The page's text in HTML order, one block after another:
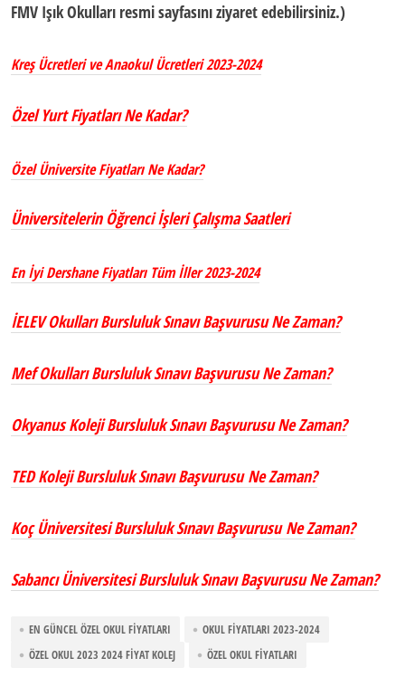
FMV Işık Okulları resmi sayfasını ziyaret edebilirsiniz.)
Kreş Ücretleri ve Anaokul Ücretleri 2023-2024
Özel Yurt Fiyatları Ne Kadar?
Özel Üniversite Fiyatları Ne Kadar?
Üniversitelerin Öğrenci İşleri Çalışma Saatleri
En İyi Dershane Fiyatları Tüm İller 2023-2024
İELEV Okulları Bursluluk Sınavı Başvurusu Ne Zaman?
Mef Okulları Bursluluk Sınavı Başvurusu Ne Zaman?
Okyanus Koleji Bursluluk Sınavı Başvurusu Ne Zaman?
TED Koleji Bursluluk Sınavı Başvurusu Ne Zaman?
Koç Üniversitesi Bursluluk Sınavı Başvurusu Ne Zaman?
Sabancı Üniversitesi Bursluluk Sınavı Başvurusu Ne Zaman?
EN GÜNCEL ÖZEL OKUL FIYATLARI
OKUL FIYATLARI 2023-2024
ÖZEL OKUL 2023 2024 FIYAT KOLEJ
ÖZEL OKUL FIYATLARI